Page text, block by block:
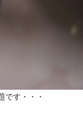
です・・・